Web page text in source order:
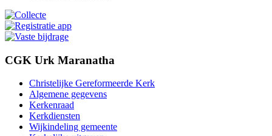
CGK Urk Maranatha
Christelijke Gereformeerde Kerk
Algemene gegevens
Kerkenraad
Kerkdiensten
Wijkindeling gemeente